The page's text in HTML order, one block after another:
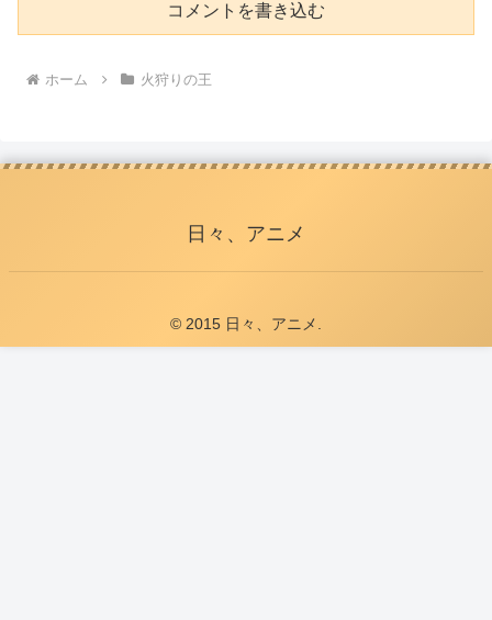
コメントを書き込む
ホーム 火狩りの王
日々、アニメ
© 2015 日々、アニメ.